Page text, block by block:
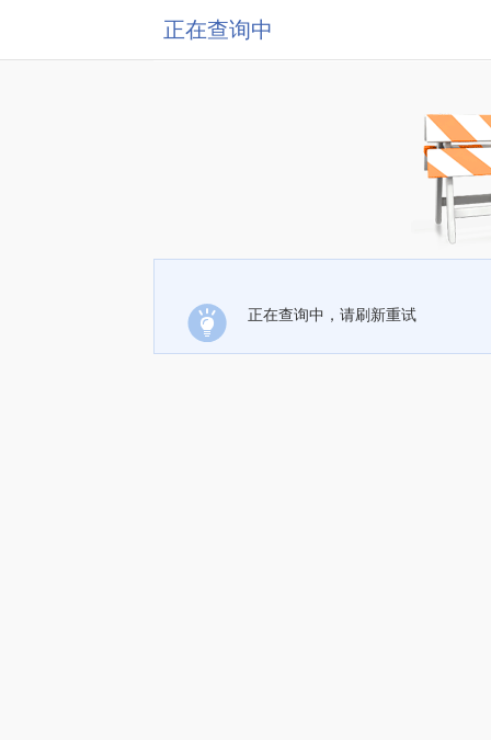
正在查询中
正在查询中，请刷新重试